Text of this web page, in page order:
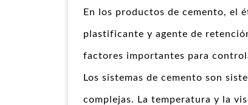
En los productos de cemento, el
plastificante y agente de
factores importantes para
Los sistemas de cemento son
complejas. La temperatura y la